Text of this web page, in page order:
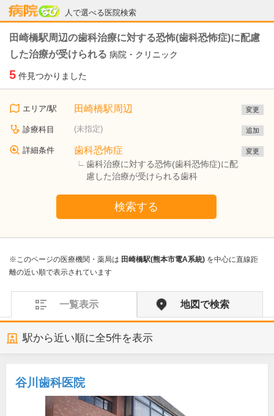
人で選べる医院検索
病院なび
田崎橋駅周辺の歯科治療に対する恐怖(歯科恐怖症)に配慮
した治療が受けられる 病院・クリニック
5 件見つかりました
エリア/駅 田崎橋駅周辺 変更
診療科目 (未指定) 追加
詳細条件 歯科恐怖症
歯科治療に対する恐怖(歯科恐怖症)に配
慮した治療が受けられる歯科
変更
検索する
※このページの医療機関・薬局は 田崎橋駅(熊本市電A系統) を中心に直線距
離の近い順で表示されています
一覧表示 地図で検索
駅から近い順に全5件を表示
谷川歯科医院